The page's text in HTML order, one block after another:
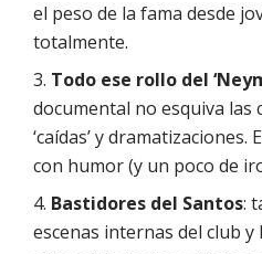
el peso de la fama desde
totalmente.
Todo ese rollo del
documental no esquiva las
‘caídas’ y
con humor (y un poco de
Bastidores del Santos:
escenas internas del club